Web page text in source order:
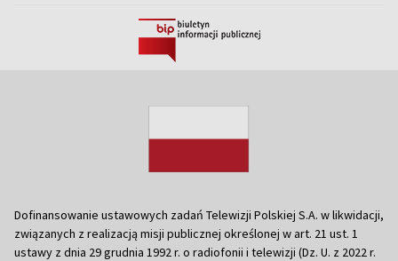
Dofinansowanie ustawowych zadań Telewizji Polskiej S.A. w likwidacji,
związanych z realizacją misji publicznej określonej w art. 21 ust. 1
ustawy z dnia 29 grudnia 1992 r. o radiofonii i telewizji (Dz. U. z 2022 r.